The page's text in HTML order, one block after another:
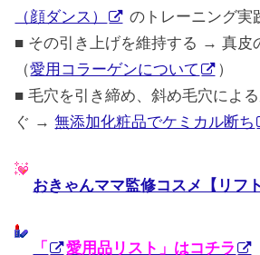
（顔ダンス）
のトレーニング
■ その引き上げを維持する → 真皮
（愛用コラーゲンについて
）
■ 毛穴を引き締め、斜め毛穴によ
ぐ →無添加化粧品でケミカル断ち
おきゃんママ監修コスメ【リフ
「 愛用品リスト」はコチラ